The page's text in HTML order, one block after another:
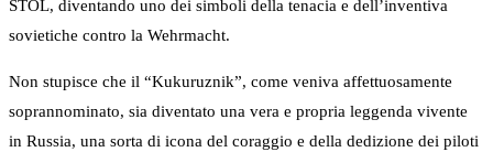
STOL, diventando uno dei simboli della tenacia e dell’inventiva
sovietiche contro la Wehrmacht.
Non stupisce che il “Kukuruznik”, come veniva affettuosamente
soprannominato, sia diventato una vera e propria leggenda vivente
in Russia, una sorta di icona del coraggio e della dedizione dei piloti